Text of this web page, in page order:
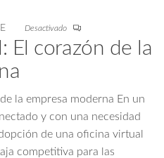
Desactivado
El corazón de la
la empresa moderna En un
y con una necesidad
de una oficina virtual
competitiva para las